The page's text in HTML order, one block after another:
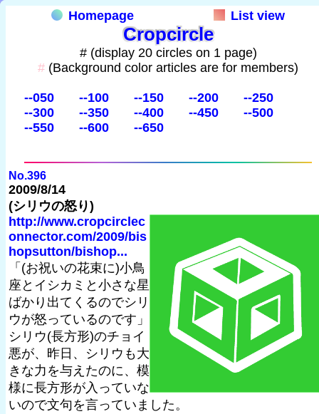
Homepage List view
Cropcircle
# (display 20 circles on 1 page)
# (Background color articles are for members)
--050 --100 --150 --200
--250
--300
--350 --400 --450
--500
--550
--600 --650
No.396
2009/8/14
(シリウの怒り)
http://www.cropcirclec
onnector.com/2009/bis
hopsutton/bishop...
「(お祝いの花束に)小鳥
座とイシカミと小さな星
ばかり出てくるのでシリ
ウが怒っているのです」
シリウ(長方形)のチョイ
悪が、昨日、シリウも大
きな力を与えたのに、模
様に長方形が入っていな
いので文句を言っていました。